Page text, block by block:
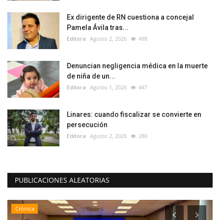
Ex dirigente de RN cuestiona a concejal
Pamela Ávila tras...
Editora Agosto 2, 2026 498
Denuncian negligencia médica en la muerte
de niña de un...
Editora Agosto 1, 2026 447
Linares: cuando fiscalizar se convierte en
persecución
Editora Agosto 2, 2026 280
PUBLICACIONES ALEATORIAS
Crónica